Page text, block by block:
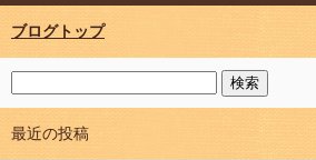
ブログトップ
最近の投稿